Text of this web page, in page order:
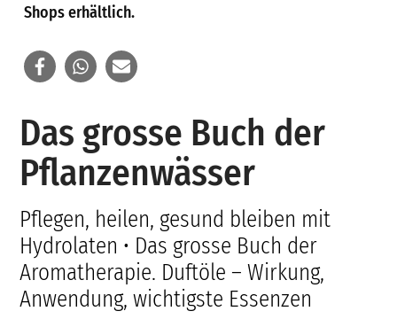
Shops erhältlich.
Das grosse Buch der
Pflanzenwässer
Pflegen, heilen, gesund bleiben mit
Hydrolaten • Das grosse Buch der
Aromatherapie. Duftöle – Wirkung,
Anwendung, wichtigste Essenzen